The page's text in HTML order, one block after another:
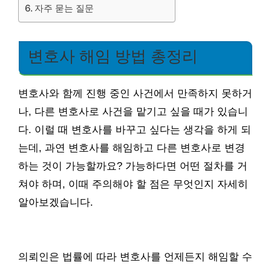
자주 묻는 질문
변호사 해임 방법 총정리
변호사와 함께 진행 중인 사건에서 만족하지 못하거
나, 다른 변호사로 사건을 맡기고 싶을 때가 있습니
다. 이럴 때 변호사를 바꾸고 싶다는 생각을 하게 되
는데, 과연 변호사를 해임하고 다른 변호사로 변경
하는 것이 가능할까요? 가능하다면 어떤 절차를 거
쳐야 하며, 이때 주의해야 할 점은 무엇인지 자세히
알아보겠습니다.
의뢰인은 법률에 따라 변호사를 언제든지 해임할 수